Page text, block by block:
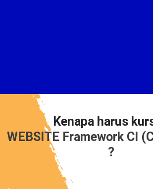
Kenapa harus
WEBSITE Framework CI
?